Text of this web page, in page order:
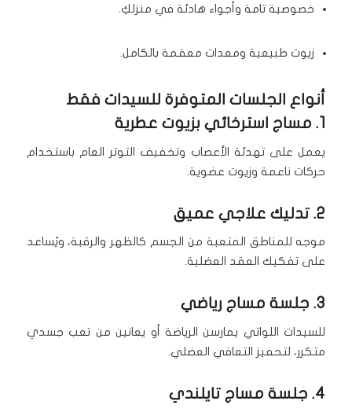
خصوصية تامة وأجواء هادئة في منزلكِ.
زيوت طبيعية ومعدات معقمة بالكامل.
أنواع الجلسات المتوفرة للسيدات فقط
1. مساج استرخائي بزيوت عطرية
يعمل على تهدئة الأعصاب وتخفيف التوتر العام باستخدام
حركات ناعمة وزيوت عضوية.
2. تدليك علاجي عميق
موجه للمناطق المتعبة من الجسم كالظهر والرقبة، ويُساعد
على تفكيك العقد العضلية.
3. جلسة مساج رياضي
للسيدات اللواتي يمارسن الرياضة أو يعانين من تعب جسدي
متكرر، لتحفيز التعافي العضلي.
4. جلسة مساج تايلندي